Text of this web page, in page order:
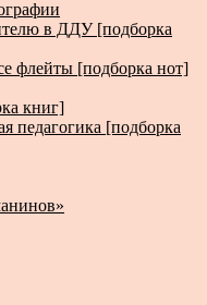
в ДДУ [подборка
флейты [подборка нот]
книг]
педагогика [подборка